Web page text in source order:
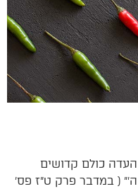
העדה כולם קדושים
( במדבר פרק ט״ז פס׳